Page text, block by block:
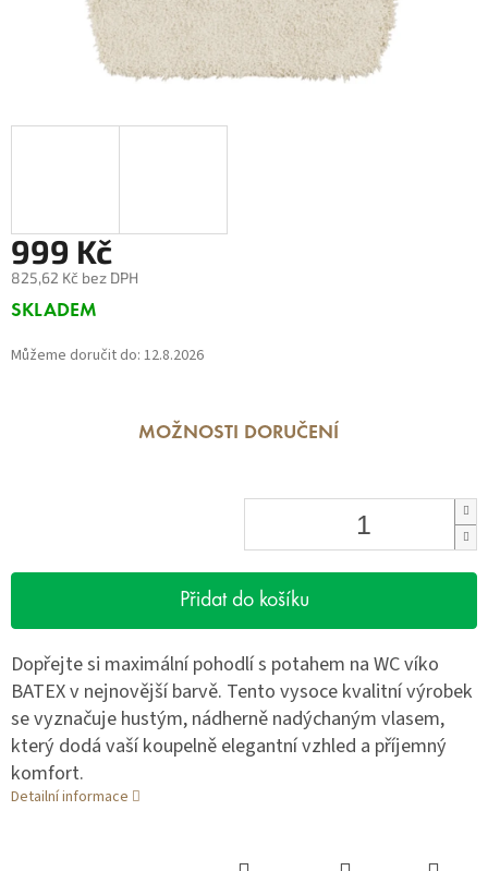
999 Kč
825,62 Kč bez DPH
Měrná
SKLADEM
Můžeme doručit do: 12.8.2026
MOŽNOSTI DORUČENÍ
Přidat do košíku
Dopřejte si maximální pohodlí s potahem na WC víko
BATEX v nejnovější barvě. Tento vysoce kvalitní výrobek
se vyznačuje hustým, nádherně nadýchaným vlasem,
který dodá vaší koupelně elegantní vzhled a příjemný
komfort.
Detailní informace